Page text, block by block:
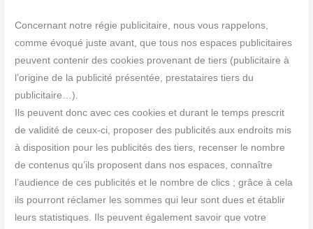
Concernant notre régie publicitaire, nous vous rappelons,
comme évoqué juste avant, que tous nos espaces publicitaires
peuvent contenir des cookies provenant de tiers (publicitaire à
l’origine de la publicité présentée, prestataires tiers du
publicitaire…).
Ils peuvent donc avec ces cookies et durant le temps prescrit
de validité de ceux-ci, proposer des publicités aux endroits mis
à disposition pour les publicités des tiers, recenser le nombre
de contenus qu’ils proposent dans nos espaces, connaître
l’audience de ces publicités et le nombre de clics ; grâce à cela
ils pourront réclamer les sommes qui leur sont dues et établir
leurs statistiques. Ils peuvent également savoir que votre